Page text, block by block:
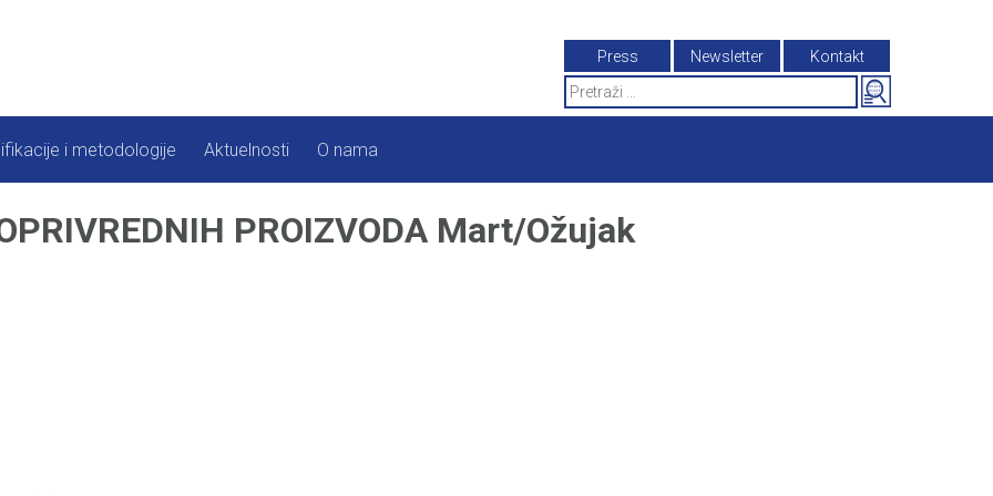
Press Newsletter
Kontakt
Search
for:
i metodologije Aktuelnosti O nama
PROIZVODA Mart/Ožujak